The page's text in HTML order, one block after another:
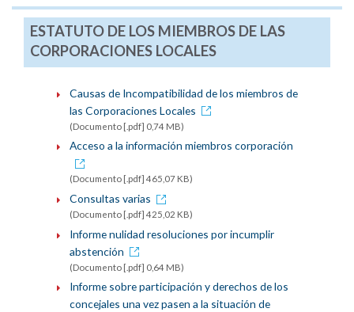
ESTATUTO DE LOS MIEMBROS DE LAS
CORPORACIONES LOCALES
Causas de Incompatibilidad de los miembros de
las Corporaciones Locales
(Documento [.pdf] 0,74 MB)
Acceso a la información miembros corporación
(Documento [.pdf] 465,07 KB)
Consultas varias
(Documento [.pdf] 425,02 KB)
Informe nulidad resoluciones por incumplir
abstención
(Documento [.pdf] 0,64 MB)
Informe sobre participación y derechos de los
concejales una vez pasen a la situación de